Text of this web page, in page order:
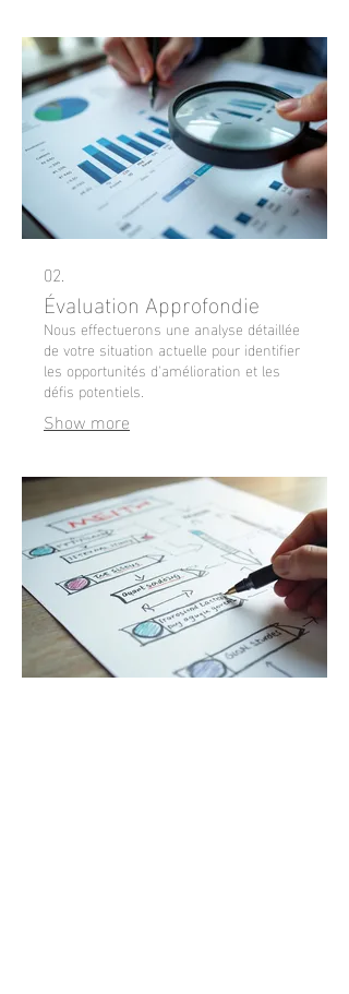
02.
Évaluation Approfondie
Nous effectuerons une analyse détaillée
de votre situation actuelle pour identifier
les opportunités d'amélioration et les
défis potentiels.
Show more